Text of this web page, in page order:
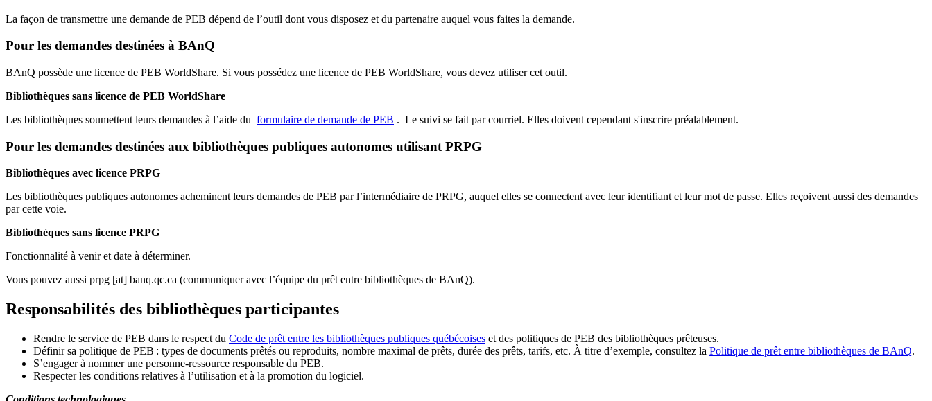
La façon de transmettre une demande de PEB dépend de l’outil dont vous disposez et du partenaire auquel vous faites la demande.
Pour les demandes destinées à BAnQ
BAnQ possède une licence de PEB WorldShare. Si vous possédez une licence de PEB WorldShare, vous devez utiliser cet outil.
Bibliothèques sans licence de PEB WorldShare
Les bibliothèques soumettent leurs demandes à l’aide du formulaire de demande de PEB . Le suivi se fait par courriel. Elles doivent cependant s'inscrire préalablement.
Pour les demandes destinées aux bibliothèques publiques autonomes utilisant PRPG
Bibliothèques avec licence PRPG
Les bibliothèques publiques autonomes acheminent leurs demandes de PEB par l’intermédiaire de PRPG, auquel elles se connectent avec leur identifiant et leur mot de passe. Elles reçoivent aussi des demandes
par cette voie.
Bibliothèques sans licence PRPG
Fonctionnalité à venir et date à déterminer.
Vous pouvez aussi prpg [at] banq.qc.ca (communiquer avec l’équipe du prêt entre bibliothèques de BAnQ).
Responsabilités des bibliothèques participantes
Rendre le service de PEB dans le respect du Code de prêt entre les bibliothèques publiques québécoises et des politiques de PEB des bibliothèques prêteuses.
Définir sa politique de PEB : types de documents prêtés ou reproduits, nombre maximal de prêts, durée des prêts, tarifs, etc. À titre d’exemple, consultez la Politique de prêt entre bibliothèques de BAnQ.
S’engager à nommer une personne-ressource responsable du PEB.
Respecter les conditions relatives à l’utilisation et à la promotion du logiciel.